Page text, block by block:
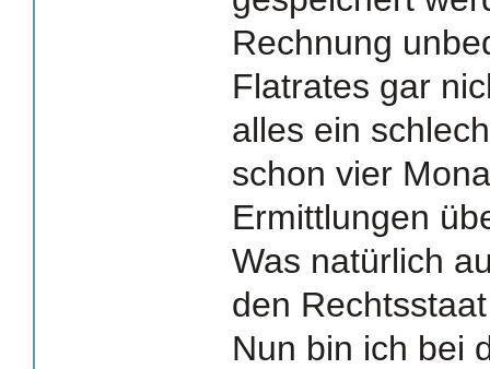
Rechnung
Flatrates gar
alles ein
schon vier
Ermittlungen
Was natürlich
den
Nun bin ich bei